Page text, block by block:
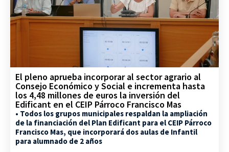
El pleno aprueba incorporar al sector agrario al
Consejo Económico y Social e incrementa hasta
los 4,48 millones de euros la inversión del
Edificant en el CEIP Párroco Francisco Mas
• Todos los grupos municipales respaldan la ampliación
de la financiación del Plan Edificant para el CEIP Párroco
Francisco Mas, que incorporará dos aulas de Infantil
para alumnado de 2 años